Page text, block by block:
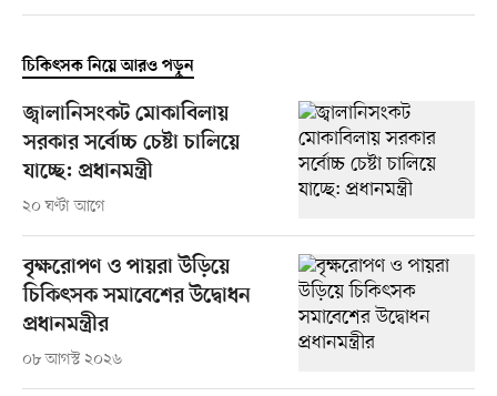
চিকিৎসক নিয়ে আরও পড়ুন
জ্বালানিসংকট মোকাবিলায়
সরকার সর্বোচ্চ চেষ্টা চালিয়ে
যাচ্ছে: প্রধানমন্ত্রী
২০ ঘণ্টা আগে
বৃক্ষরোপণ ও পায়রা উড়িয়ে
চিকিৎসক সমাবেশের উদ্বোধন
প্রধানমন্ত্রীর
০৮ আগস্ট ২০২৬